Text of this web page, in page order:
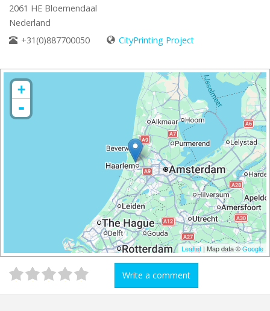
2061 HE Bloemendaal
Nederland
+31(0)887700050
CityPrinting Project
+
-
Leaflet | Map data ©Google
Write a comment